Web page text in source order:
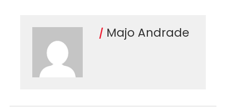
Majo Andrade